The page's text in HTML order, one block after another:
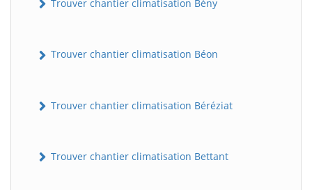
Trouver chantier climatisation Bény
Trouver chantier climatisation Béon
Trouver chantier climatisation Béréziat
Trouver chantier climatisation Bettant